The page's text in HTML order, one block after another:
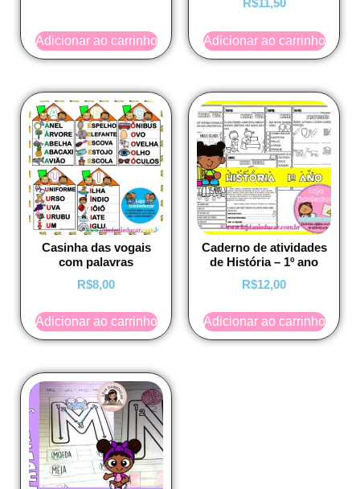
Adicionar ao carrinho
R$11,50
Adicionar ao carrinho
Casinha das vogais
com palavras
R$8,00
Adicionar ao carrinho
Caderno de atividades
de História – 1º ano
R$12,00
Adicionar ao carrinho